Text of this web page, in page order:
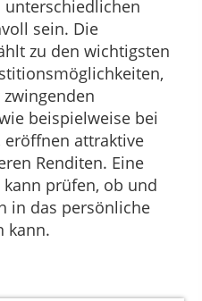
unterschiedlichen
sein. Die
zu den wichtigsten
beispielweise bei
eröffnen attraktive
Renditen. Eine
prüfen, ob und
in das persönliche
kann.